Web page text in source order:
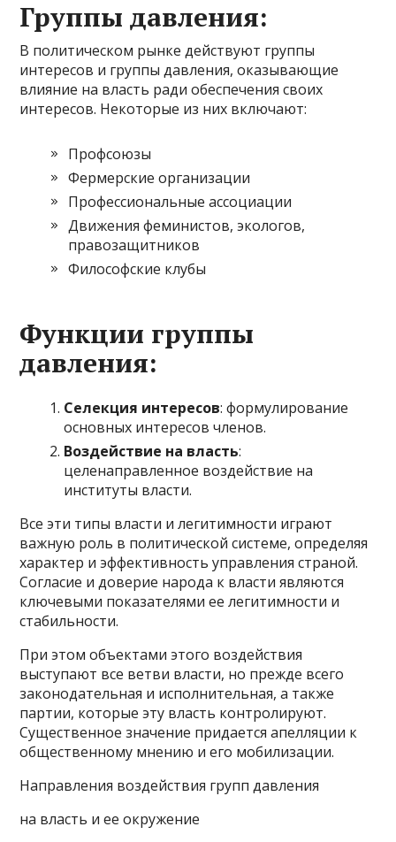
Группы давления:
В политическом рынке действуют группы
интересов и группы давления, оказывающие
влияние на власть ради обеспечения своих
интересов. Некоторые из них включают:
Профсоюзы
Фермерские организации
Профессиональные ассоциации
Движения феминистов, экологов,
правозащитников
Философские клубы
Функции группы
давления:
Селекция интересов: формулирование
основных интересов членов.
Воздействие на власть:
целенаправленное воздействие на
институты власти.
Все эти типы власти и легитимности играют
важную роль в политической системе, определяя
характер и эффективность управления страной.
Согласие и доверие народа к власти являются
ключевыми показателями ее легитимности и
стабильности.
При этом объектами этого воздействия
выступают все ветви власти, но прежде всего
законодательная и исполнительная, а также
партии, которые эту власть контролируют.
Существенное значение придается апелляции к
общественному мнению и его мобилизации.
Направления воздействия групп давления
на власть и ее окружение